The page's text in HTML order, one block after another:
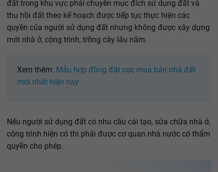
đất trong khu vực phải chuyển mục đích sử dụng đất và
thu hồi đất theo kế hoạch được tiếp tục thực hiện các
quyền của người sử dụng đất nhưng không được xây dựng
mới nhà ở, công trình, trồng cây lâu năm.
Xem thêm: Mẫu hợp đồng đặt cọc mua bán nhà đất
mới nhất hiện nay
Nếu người sử dụng đất có nhu cầu cải tạo, sửa chữa nhà ở,
công trình hiện có thì phải được cơ quan nhà nước có thẩm
quyền cho phép.